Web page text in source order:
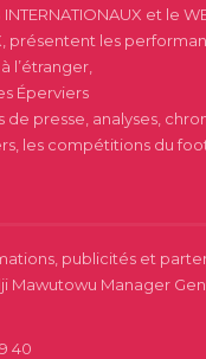
et le
présentent les
l’étranger,
Éperviers
de presse, analyses,
les compétitions du
publicités et
Mawutowu Manager
40